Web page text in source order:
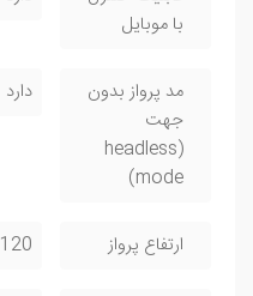
با موبایل
مد پرواز بدون
جهت
(headless
mode)
دارد
ارتفاع پرواز 120 متر